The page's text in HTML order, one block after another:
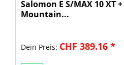
Salomon E S/MAX 10 XT
Mountain...
Dein Preis: CHF 389.16 *